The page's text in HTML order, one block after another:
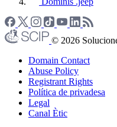
© 2026
Domain Contact
Abuse Policy
Registrant Rights
Política de privadesa
Legal
Canal Ètic